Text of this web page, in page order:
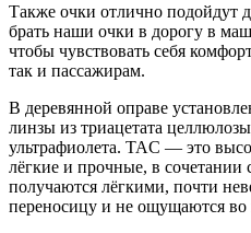
Также очки отлично подойдут
брать наши очки в дорогу в
чтобы чувствовать себя
так и пассажирам.
В деревянной оправе
линзы из триацетата
ультрафиолета. TAC — это
лёгкие и прочные, в сочетании
получаются лёгкими, почти
переносицу и не ощущаются